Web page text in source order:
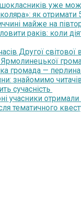
уже
як отримати
майже на
раків: коли
Другої світової
Ярмолинецької
громада — перлина
знайомимо
сучасність
учасники
тематичного